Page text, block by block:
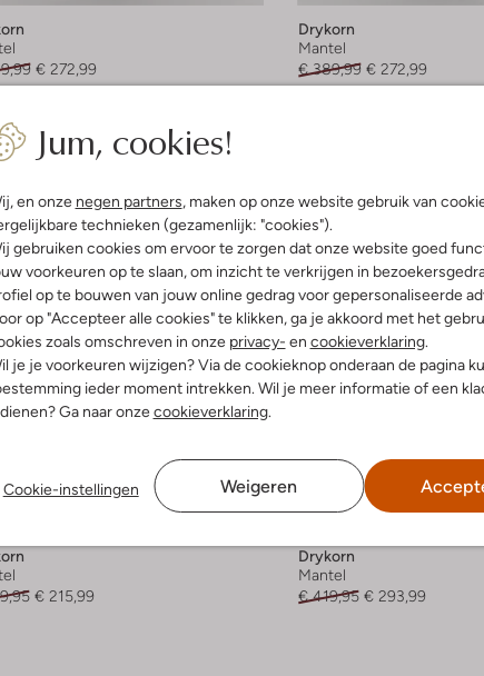
Jum, cookies!
en onze negen partners, maken op onze website gebruik van
technieken (gezamenlijk: "cookies").
gebruiken cookies om ervoor te zorgen dat onze website goed
voorkeuren op te slaan, om inzicht te verkrijgen in
op te bouwen van jouw online gedrag voor gepersonaliseerde
op "Accepteer alle cookies" te klikken, ga je akkoord met het
zoals omschreven in onze privacy- en cookieverklaring.
je je voorkeuren wijzigen? Via de cookieknop onderaan de pagina
ieder moment intrekken. Wil je meer informatie of een
Ga naar onzecookieverklaring.
Cookie-instellingen Weigeren
€ 272,99
Drykorn
Mantel
€ 389,99 € 272,99
maten
€ 215,99
Laatste item
-30%
Drykorn
Mantel
€ 419,95 € 293,99